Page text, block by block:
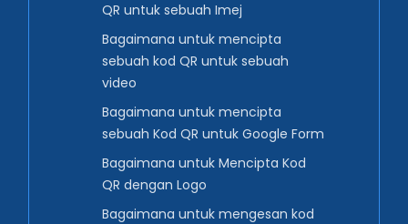
QR untuk sebuah Imej
Bagaimana untuk mencipta
sebuah kod QR untuk sebuah
video
Bagaimana untuk mencipta
sebuah Kod QR untuk Google Form
Bagaimana untuk Mencipta Kod
QR dengan Logo
Bagaimana untuk mengesan kod